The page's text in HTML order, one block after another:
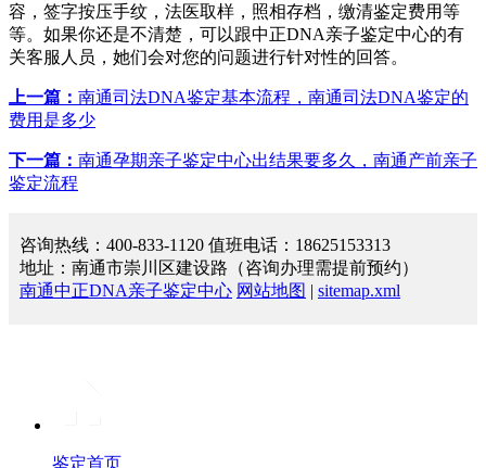
容，签字按压手纹，法医取样，照相存档，缴清鉴定费用等
等。如果你还是不清楚，可以跟中正DNA亲子鉴定中心的有
关客服人员，她们会对您的问题进行针对性的回答。
上一篇： 南通司法DNA鉴定基本流程，南通司法DNA鉴定的
费用是多少
下一篇： 南通孕期亲子鉴定中心出结果要多久，南通产前亲子
鉴定流程
咨询热线：400-833-1120 值班电话：18625153313
地址：南通市崇川区建设路（咨询办理需提前预约）
南通中正DNA亲子鉴定中心 网站地图 sitemap.xml
鉴定首页